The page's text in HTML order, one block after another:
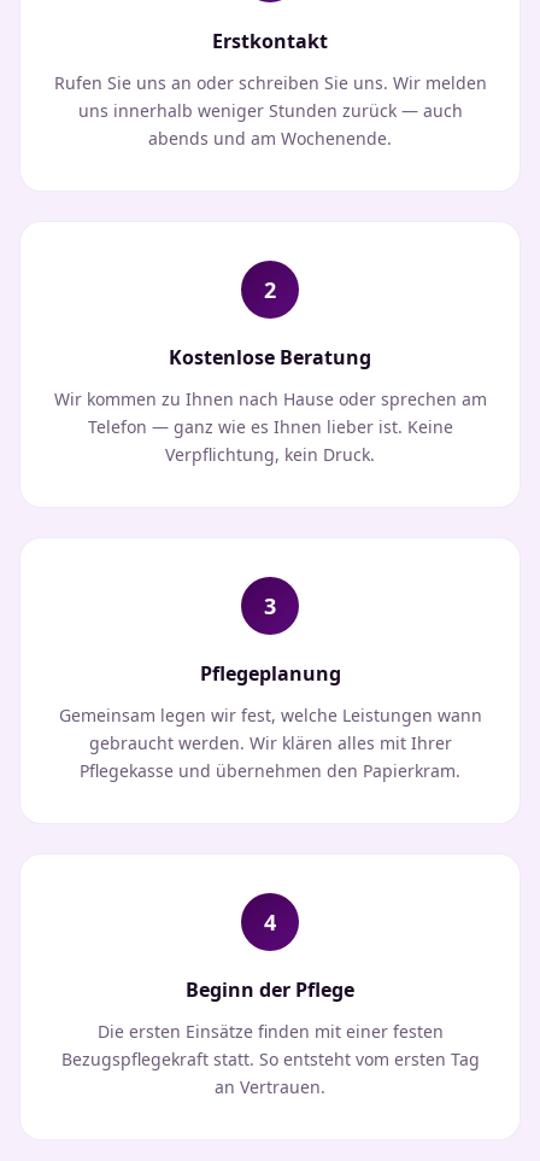
Erstkontakt
Rufen Sie uns an oder schreiben Sie uns. Wir melden
uns innerhalb weniger Stunden zurück — auch
abends und am Wochenende.
2
Kostenlose Beratung
Wir kommen zu Ihnen nach Hause oder sprechen am
Telefon — ganz wie es Ihnen lieber ist. Keine
Verpflichtung, kein Druck.
3
Pflegeplanung
Gemeinsam legen wir fest, welche Leistungen wann
gebraucht werden. Wir klären alles mit Ihrer
Pflegekasse und übernehmen den Papierkram.
4
Beginn der Pflege
Die ersten Einsätze finden mit einer festen
Bezugspflegekraft statt. So entsteht vom ersten Tag
an Vertrauen.